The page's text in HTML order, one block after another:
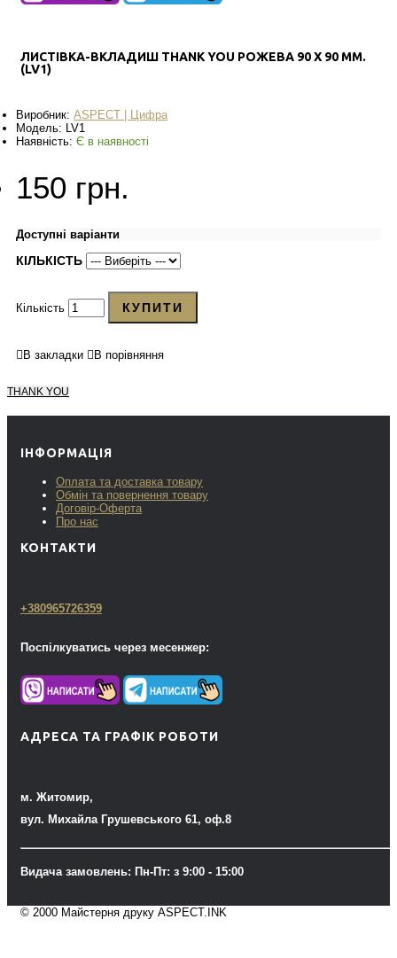
ЛИСТІВКА-ВКЛАДИШ THANK YOU РОЖЕВА 90 Х 90 ММ.
(LV1)
Виробник: АSPECT | Цифра
Модель: LV1
Наявність: Є в наявності
150 грн.
Доступні варіанти
КІЛЬКІСТЬ
Кількість КУПИТИ
В закладки В порівняння
THANK YOU
ІНФОРМАЦІЯ
Оплата та доставка товару
Обмін та повернення товару
Договір-Оферта
Про нас
КОНТАКТИ
+380965726359
Поспілкуватись через месенжер:
АДРЕСА ТА ГРАФІК РОБОТИ
м. Житомир,
вул. Михайла Грушевського 61, оф.8
Видача замовлень: Пн-Пт: з 9:00 - 15:00
© 2000 Майстерня друку ASPECT.INK